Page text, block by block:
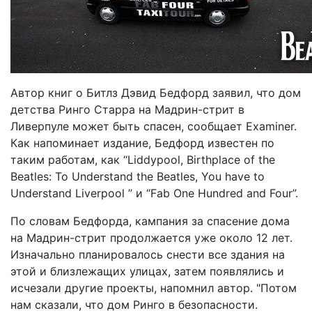
Автор книг о Битлз Дэвид Бедфорд заявил, что дом
детства Ринго Старра на Мадрин-стрит в
Ливерпуле может быть спасен, сообщает Examiner.
Как напоминает издание, Бедфорд известен по
таким работам, как “Liddypool, Birthplace of the
Beatles: To Understand the Beatles, You have to
Understand Liverpool ” и “Fab One Hundred and Four”.
По словам Бедфорда, кампания за спасение дома
на Мадрин-стрит продолжается уже около 12 лет.
Изначально планировалось снести все здания на
этой и близлежащих улицах, затем появлялись и
исчезали другие проекты, напомнил автор. "Потом
нам сказали, что дом Ринго в безопасности.